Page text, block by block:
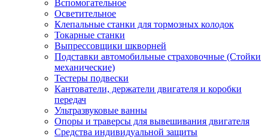
Вспомогательное
Осветительное
Клепальные станки для тормозных колодок
Токарные станки
Выпрессовщики шкворней
Подставки автомобильные страховочные (Стойки
механические)
Тестеры подвески
Кантователи, держатели двигателя и коробки
передач
Ультразвуковые ванны
Опоры и траверсы для вывешивания двигателя
Средства индивидуальной защиты